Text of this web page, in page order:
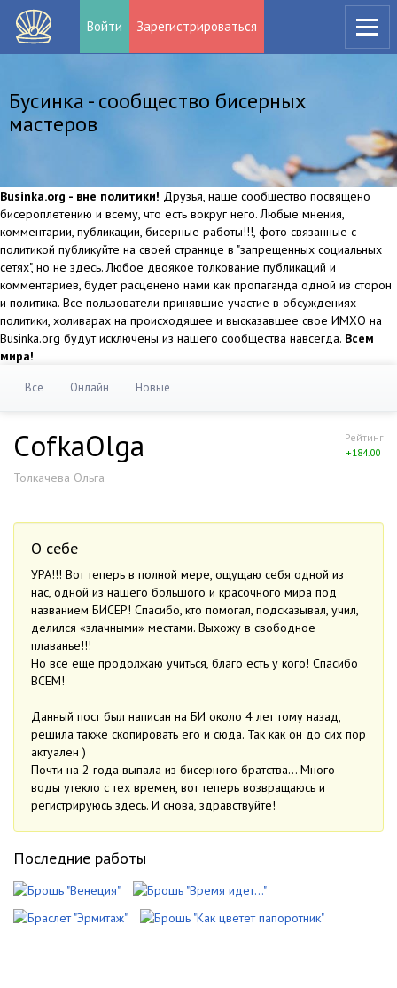
Войти Зарегистрироваться
Бусинка - сообщество бисерных
мастеров
Businka.org - вне политики! Друзья, наше сообщество посвящено
бисероплетению и всему, что есть вокруг него. Любые мнения,
комментарии, публикации, бисерные работы!!!, фото связанные с
политикой публикуйте на своей странице в "запрещенных социальных
сетях", но не здесь. Любое двоякое толкование публикаций и
комментариев, будет расценено нами как пропаганда одной из сторон
и политика. Все пользователи принявшие участие в обсуждениях
политики, холиварах на происходящее и высказавшее свое ИМХО на
Businka.org будут исключены из нашего сообщества навсегда. Всем
мира!
Все Онлайн Новые
Рейтинг
+184.00
СofkaОlga
Толкачева Ольга
О себе
УРА!!! Вот теперь в полной мере, ощущаю себя одной из
нас, одной из нашего большого и красочного мира под
названием БИСЕР! Спасибо, кто помогал, подсказывал, учил,
делился «злачными» местами. Выхожу в свободное
плаванье!!!
Но все еще продолжаю учиться, благо есть у кого! Спасибо
ВСЕМ!
Данный пост был написан на БИ около 4 лет тому назад,
решила также скопировать его и сюда. Так как он до сих пор
актуален )
Почти на 2 года выпала из бисерного братства… Много
воды утекло с тех времен, вот теперь возвращаюсь и
регистрируюсь здесь. И снова, здравствуйте!
Последние работы